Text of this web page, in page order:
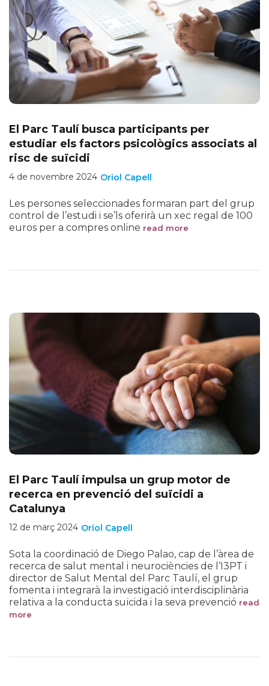
El Parc Taulí busca participants per
estudiar els factors psicològics associats al
risc de suïcidi
Oriol Capell
4 de novembre 2024
Les persones seleccionades formaran part del grup
control de l’estudi i se’ls oferirà un xec regal de 100
euros per a compres online read more
El Parc Taulí impulsa un grup motor de
recerca en prevenció del suïcidi a
Catalunya
Oriol Capell
12 de març 2024
Sota la coordinació de Diego Palao, cap de l’àrea de
recerca de salut mental i neurociències de l’I3PT i
director de Salut Mental del Parc Taulí, el grup
fomenta i integrarà la investigació interdisciplinària
relativa a la conducta suïcida i la seva prevenció read
more